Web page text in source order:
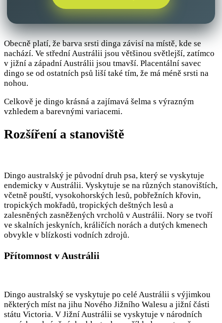
Obecně platí, že barva srsti dinga závisí na místě, kde se
nachází. Ve střední Austrálii jsou většinou světlejší, zatímco
v jižní a západní Austrálii jsou tmavší. Placentální savec
dingo se od ostatních psů liší také tím, že má méně srsti na
nohou.
Celkově je dingo krásná a zajímavá šelma s výrazným
vzhledem a barevnými variacemi.
Rozšíření a stanoviště
Dingo australský je původní druh psa, který se vyskytuje
endemicky v Austrálii. Vyskytuje se na různých stanovištích,
včetně pouští, vysokohorských lesů, pobřežních křovin,
tropických mokřadů, tropických deštných lesů a
zalesněných zasněžených vrcholů v Austrálii. Nory se tvoří
ve skalních jeskyních, králičích norách a dutých kmenech
obvykle v blízkosti vodních zdrojů.
Přítomnost v Austrálii
Dingo australský se vyskytuje po celé Austrálii s výjimkou
některých míst na jihu Nového Jižního Walesu a jižní části
státu Victoria. V Jižní Austrálii se vyskytuje v národních